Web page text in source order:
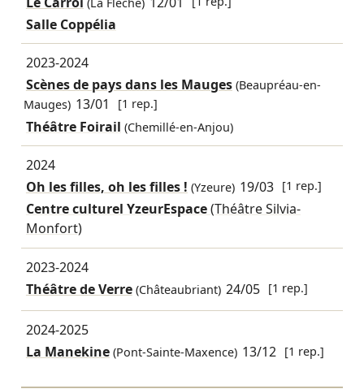
Salle Coppélia
2023-2024
Scènes de pays dans les Mauges(Beaupréau-en-
Mauges) 13/01 [1 rep.]
Théâtre Foirail (Chemillé-en-Anjou)
2024
Oh les filles, oh les filles ! (Yzeure) 19/03 [1 rep.]
Centre culturel YzeurEspace(Théâtre Silvia-
Monfort)
2023-2024
Théâtre de Verre(Châteaubriant) 24/05 [1 rep.]
2024-2025
La Manekine(Pont-Sainte-Maxence) 13/12 [1 rep.]